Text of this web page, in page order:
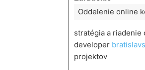
Oddelenie online
stratégia a riadenie
developer
projektov